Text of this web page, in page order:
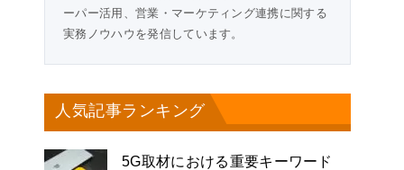
ーパー活用、営業・マーケティング連携に関する
実務ノウハウを発信しています。
人気記事ランキング
5G取材における重要キーワード